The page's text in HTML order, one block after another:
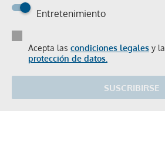
Entretenimiento
Acepta las condiciones legales y la
protección de datos.
SUSCRIBIRSE